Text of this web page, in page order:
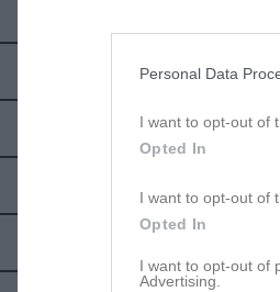
Personal Data
I want to opt-out of
Opted In
I want to opt-out of
Opted In
I want to opt-out of
Advertising.